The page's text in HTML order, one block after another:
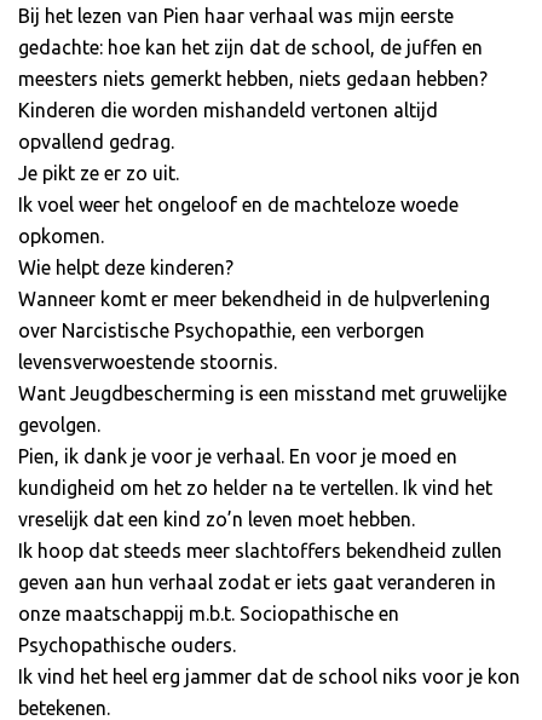
Bij het lezen van Pien haar verhaal was mijn eerste
gedachte: hoe kan het zijn dat de school, de juffen en
meesters niets gemerkt hebben, niets gedaan hebben?
Kinderen die worden mishandeld vertonen altijd
opvallend gedrag.
Je pikt ze er zo uit.
Ik voel weer het ongeloof en de machteloze woede
opkomen.
Wie helpt deze kinderen?
Wanneer komt er meer bekendheid in de hulpverlening
over Narcistische Psychopathie, een verborgen
levensverwoestende stoornis.
Want Jeugdbescherming is een misstand met gruwelijke
gevolgen.
Pien, ik dank je voor je verhaal. En voor je moed en
kundigheid om het zo helder na te vertellen. Ik vind het
vreselijk dat een kind zo’n leven moet hebben.
Ik hoop dat steeds meer slachtoffers bekendheid zullen
geven aan hun verhaal zodat er iets gaat veranderen in
onze maatschappij m.b.t. Sociopathische en
Psychopathische ouders.
Ik vind het heel erg jammer dat de school niks voor je kon
betekenen.